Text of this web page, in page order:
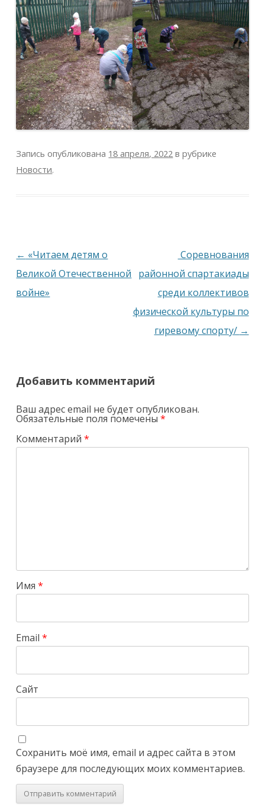
Запись опубликована 18 апреля, 2022 в рубрике
Новости.
Навигация
по
записям
← «Читаем детям о
Великой Отечественной
войне»
Соревнования
районной спартакиады
среди коллективов
физической культуры по
гиревому спорту/ →
Добавить комментарий
Ваш адрес email не будет опубликован.
Обязательные поля помечены*
Комментарий*
Имя*
Email*
Сайт
Сохранить моё имя, email и адрес сайта в этом
браузере для последующих моих комментариев.